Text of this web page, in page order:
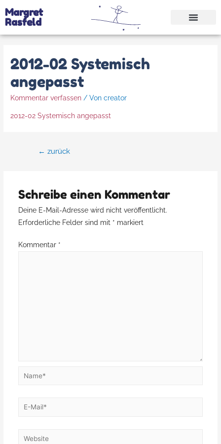
Margret
Rasfeld
2012-02 Systemisch
angepasst
Kommentar verfassen / Voncreator
2012-02 Systemisch angepasst
← zurück
Schreibe einen Kommentar
Deine E-Mail-Adresse wird nicht veröffentlicht.
Erforderliche Felder sind mit * markiert
Kommentar *